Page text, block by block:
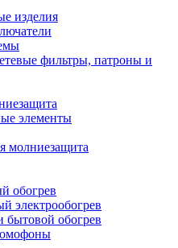
изделия
фильтры, патроны и
элементы
молниезащита
обогрев
электрообогрев
обогрев